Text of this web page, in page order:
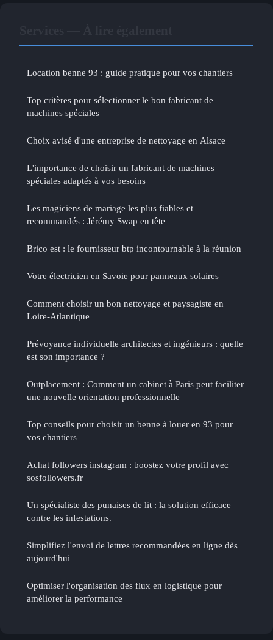
Location benne 93 : guide pratique pour vos chantiers
Top critères pour sélectionner le bon fabricant de
machines spéciales
Choix avisé d'une entreprise de nettoyage en Alsace
L'importance de choisir un fabricant de machines
spéciales adaptés à vos besoins
Les magiciens de mariage les plus fiables et
recommandés : Jérémy Swap en tête
Brico est : le fournisseur btp incontournable à la réunion
Votre électricien en Savoie pour panneaux solaires
Comment choisir un bon nettoyage et paysagiste en
Loire-Atlantique
Prévoyance individuelle architectes et ingénieurs : quelle
est son importance ?
Outplacement : Comment un cabinet à Paris peut faciliter
une nouvelle orientation professionnelle
Top conseils pour choisir un benne à louer en 93 pour
vos chantiers
Achat followers instagram : boostez votre profil avec
sosfollowers.fr
Un spécialiste des punaises de lit : la solution efficace
contre les infestations.
Simplifiez l'envoi de lettres recommandées en ligne dès
aujourd'hui
Optimiser l'organisation des flux en logistique pour
améliorer la performance